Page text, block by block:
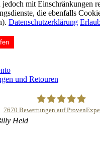
jedoch mit Einschränkungen
die ebenfalls
Datenschutzerklärung
und Retouren
7670 Bewertungen auf
Held